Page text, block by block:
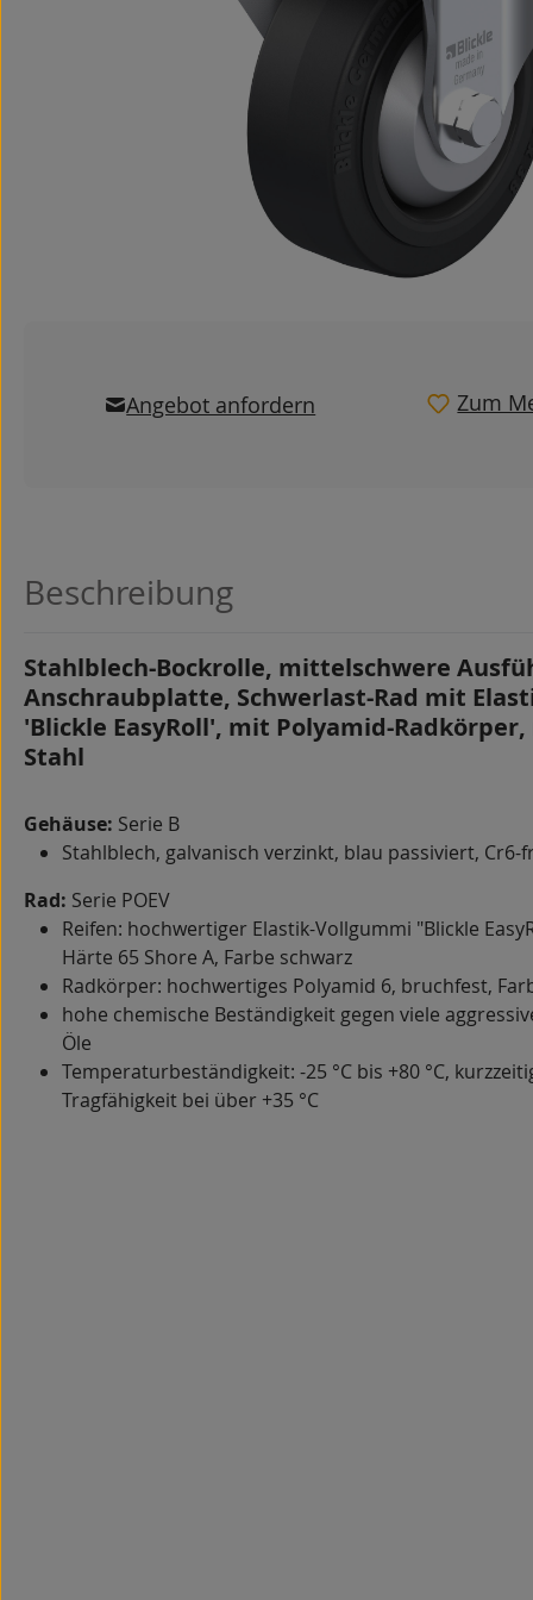
Angebot anfordern Zum
Beschreibung
Stahlblech-Bockrolle, mittelschwere
Anschraubplatte, Schwerlast-Rad mit
'Blickle EasyRoll', mit Polyamid-
Stahl
Gehäuse: Serie B
Stahlblech, galvanisch verzinkt, blau passiviert, Cr6-
Rad: Serie POEV
Reifen: hochwertiger Elastik-Vollgummi "Blickle
Härte 65 Shore A, Farbe schwarz
Radkörper: hochwertiges Polyamid 6, bruchfest,
hohe chemische Beständigkeit gegen viele
Öle
Temperaturbeständigkeit: -25 °C bis +80 °C,
Tragfähigkeit bei über +35 °C